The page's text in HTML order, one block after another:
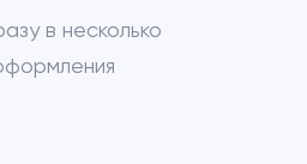
в несколько